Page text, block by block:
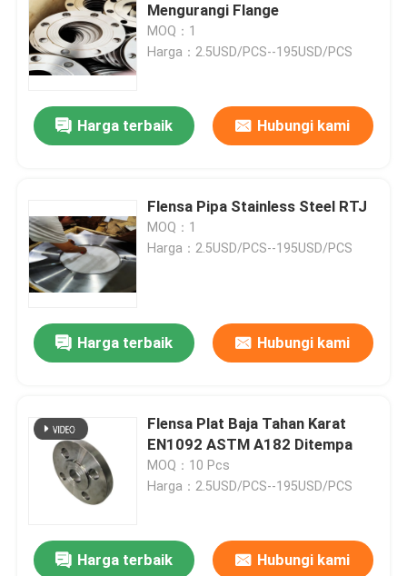
Mengurangi Flange
MOQ：1
Harga：2.5USD/PCS--195USD/PCS
Harga terbaik Hubungi kami
Flensa Pipa Stainless Steel RTJ
MOQ：1
Harga：2.5USD/PCS--195USD/PCS
Harga terbaik Hubungi kami
Flensa Plat Baja Tahan Karat
EN1092 ASTM A182 Ditempa
MOQ：10 Pcs
Harga：2.5USD/PCS--195USD/PCS
Harga terbaik Hubungi kami